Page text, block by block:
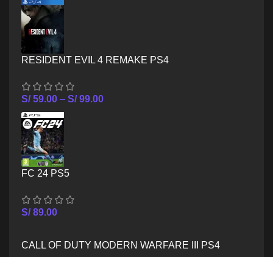
RESIDENT EVIL 4 REMAKE PS4
S/59.00 – S/99.00
FC 24 PS5
S/89.00
CALL OF DUTY MODERN WARFARE III PS4